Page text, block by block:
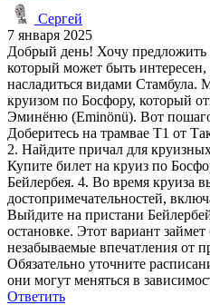
Сергей
7 января 2025
Добрый день! Хочу предложить
который может быть
насладиться видами Стамбула.
круизом по Босфору, который
Эминёню (Eminönü). Вот
Доберитесь на трамвае T1 от
2. Найдите причал для
Купите билет на круиз по
Бейлербея. 4. Во время круиза
достопримечательностей,
Выйдите на пристани
остановке. Этот вариант
незабываемые впечатления от
Обязательно уточните
они могут меняться в
Ответить